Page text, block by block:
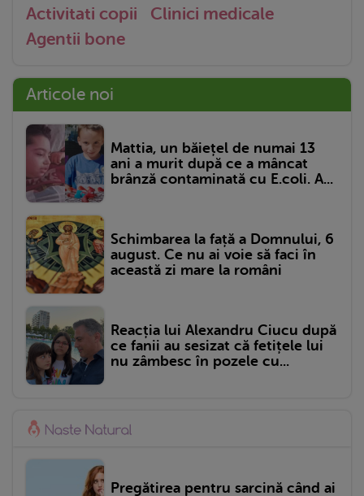
Activitati copii
Clinici medicale
Agentii bone
Articole noi
Mattia, un băiețel de numai 13
ani a murit după ce a mâncat
brânză contaminată cu E.coli. A...
Schimbarea la față a Domnului, 6
august. Ce nu ai voie să faci în
această zi mare la români
Reacția lui Alexandru Ciucu după
ce fanii au sesizat că fetițele lui
nu zâmbesc în pozele cu...
Pregătirea pentru sarcină când ai